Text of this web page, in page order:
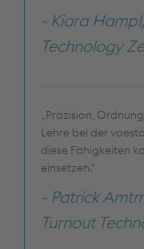
- Kiara
Technology
„Präzision,
Lehre bei der
diese Fähigkeiten
einsetzen.“
- Patrick
Turnout